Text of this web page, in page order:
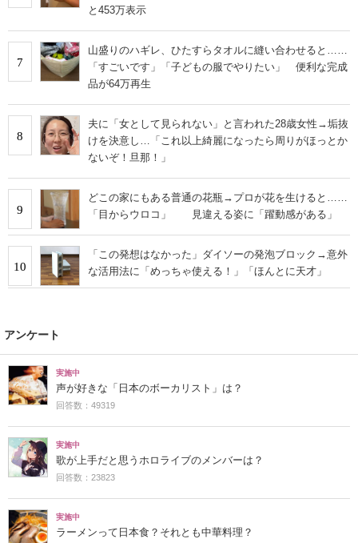
と453万表示
7
山盛りのハギレ、ひたすらタオルに縫い合わせると……
「すごいです」「子どもの服でやりたい」 便利な完成
品が64万再生
8
夫に「女として見られない」と言われた28歳女性→垢抜
けを決意し…「これ以上綺麗になったら周りがほっとか
ないぞ！旦那！」
9
どこの家にもある普通の花瓶→プロが花を生けると……
「目からウロコ」 見違える姿に「躍動感がある」
10
「この発想はなかった」ダイソーの発泡ブロック→意外
な活用法に「めっちゃ使える！」「ほんとに天才」
アンケート
実施中
声が好きな「日本のボーカリスト」は？
回答数：49319
実施中
歌が上手だと思うホロライブのメンバーは？
回答数：23823
実施中
ラーメンって日本食？それとも中華料理？